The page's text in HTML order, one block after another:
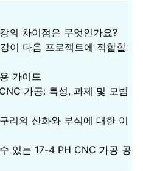
의 차이점은 무엇인가요?
이 다음 프로젝트에 적합할
가이드‌
가공: 특성, 과제 및 모범
리의 산화와 부식에 대한 이
있는 17-4 PH CNC 가공 공